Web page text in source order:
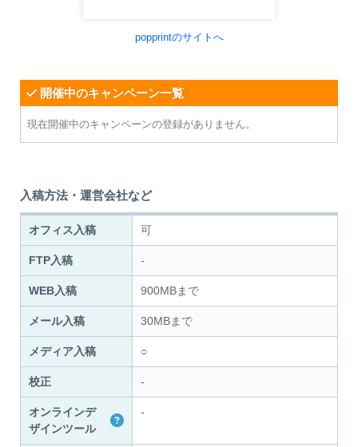
popprintのサイトへ
開催中のキャンペーン一覧
現在開催中のキャンペーンの登録がありません。
入稿方法・運営会社など
オフィス入稿 可
FTP入稿 -
WEB入稿 900MBまで
メール入稿 30MBまで
メディア入稿 ○
校正 -
オンラインデ
ザインツール
-